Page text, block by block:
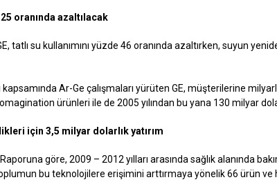
oranında azaltılacak
tatlı su kullanımını yüzde 46 oranında azaltırken, suyun
Ar-Ge çalışmaları yürüten GE, müşterilerine
ürünleri ile de 2005 yılından bu yana 130 milyar
için 3,5 milyar dolarlık yatırım
göre, 2009 – 2012 yılları arasında sağlık alanında
bu teknolojilere erişimini arttırmaya yönelik 66 ürün ve